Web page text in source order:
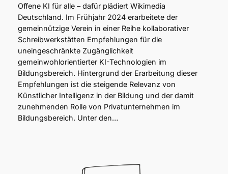
Offene KI für alle – dafür plädiert Wikimedia
Deutschland. Im Frühjahr 2024 erarbeitete der
gemeinnützige Verein in einer Reihe kollaborativer
Schreibwerkstätten Empfehlungen für die
uneingeschränkte Zugänglichkeit
gemeinwohlorientierter KI-Technologien im
Bildungsbereich. Hintergrund der Erarbeitung dieser
Empfehlungen ist die steigende Relevanz von
Künstlicher Intelligenz in der Bildung und der damit
zunehmenden Rolle von Privatunternehmen im
Bildungsbereich. Unter den…